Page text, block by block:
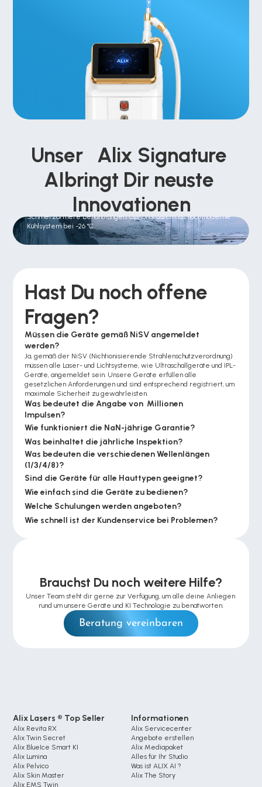
Unser   Alix Signature
AIbringt Dir neuste
Innovationen
ICE Cool
Schmerzärmere Behandlungen. Optional durch das hochmoderne
Kühlsystem bei -26 °C.
Hast Du noch offene
Fragen?
Müssen die Geräte gemäß NiSV angemeldet
werden?
Ja, gemäß der NiSV (Nichtionisierende Strahlenschutzverordnung)
müssen alle Laser- und Lichtsysteme, wie Ultraschallgeräte und IPL-
Geräte, angemeldet sein. Unsere Geräte erfüllen alle
gesetzlichen Anforderungen und sind entsprechend registriert, um
maximale Sicherheit zu gewährleisten.
Was bedeutet die Angabe von  Millionen
Impulsen?
Wie funktioniert die NaN-jährige Garantie?
Was beinhaltet die jährliche Inspektion?
Was bedeuten die verschiedenen Wellenlängen
(1/3/4/8)?
Sind die Geräte für alle Hauttypen geeignet?
Wie einfach sind die Geräte zu bedienen?
Welche Schulungen werden angeboten?
Wie schnell ist der Kundenservice bei Problemen?
Brauchst Du noch weitere Hilfe?
Unser Team steht dir gerne zur Verfügung, um alle deine Anliegen
rund um unsere Geräte und KI Technologie zu benatworten.
Beratung vereinbaren
Alix Lasers ® Top Seller
Alix Revita RX
Alix Twin Secret
Alix BlueIce Smart KI
Alix Lumina
Alix Pelvico
Alix Skin Master
Alix EMS Twin
Informationen
Alix Servicecenter
Angebote erstellen
Alix Mediapaket
Alles für Ihr Studio
Was ist ALIX AI ?
Alix The Story